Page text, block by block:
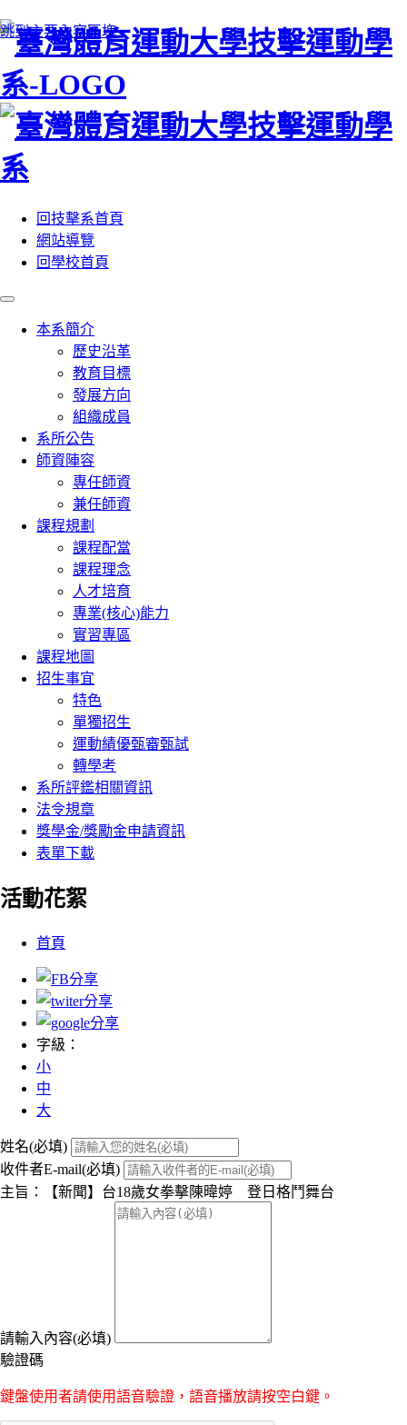
跳到主要內容區塊
:::
回技擊系首頁
網站導覽
回學校首頁
本系簡介
歷史沿革
教育目標
發展方向
組織成員
系所公告
師資陣容
專任師資
兼任師資
課程規劃
課程配當
課程理念
人才培育
專業(核心)能力
實習專區
課程地圖
招生事宜
特色
單獨招生
運動績優甄審甄試
轉學考
系所評鑑相關資訊
法令規章
獎學金/獎勵金申請資訊
表單下載
活動花絮
首頁
字級：
小
中
大
姓名(必填)
收件者E-mail(必填)
主旨：【新聞】台18歲女拳擊陳暐婷 登日格鬥舞台
請輸入內容(必填)
驗證碼
鍵盤使用者請使用語音驗證，語音播放請按空白鍵。